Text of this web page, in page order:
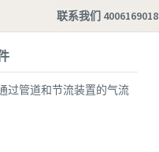
联系我们 4006169018
过管道和节流装置的气流